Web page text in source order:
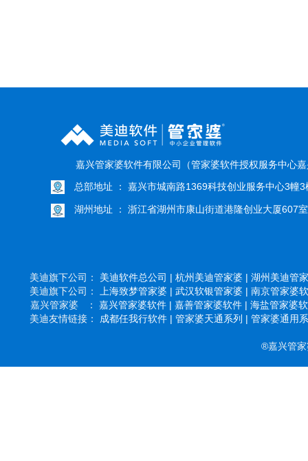
嘉兴管家婆软件有限公司（管家婆软件授权服务中心
总部地址 ： 嘉兴市城南路1369科技创业服务中心3幢3
湖州地址 ： 浙江省湖州市康山街道港隆创业大厦607室
美迪旗下公司： 美迪软件总公司 | 杭州美迪管家婆 | 湖州美迪管
美迪旗下公司：
上海致梦管家婆 | 武汉软银管家婆 | 南京管家婆
嘉兴管家婆 ： 嘉兴管家婆软件 | 嘉善管家婆软件 | 海盐管家婆
美迪友情链接： 成都任我行软件 | 管家婆天通系列 | 管家婆通用
®嘉兴管